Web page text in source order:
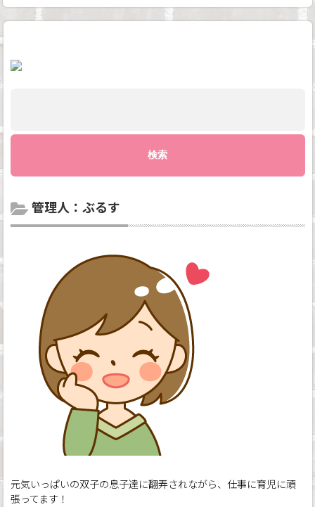
管理人：ぶるす
元気いっぱいの双子の息子達に翻弄されながら、仕事に育児に頑
張ってます！